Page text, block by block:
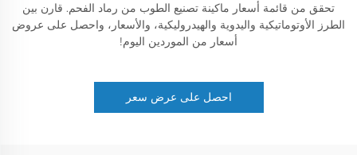
تحقق من قائمة أسعار ماكينة تصنيع الطوب من رماد الفحم. قارن بين
الطرز الأوتوماتيكية واليدوية والهيدروليكية، والأسعار، واحصل على عروض
أسعار من الموردين اليوم!
احصل على عرض سعر